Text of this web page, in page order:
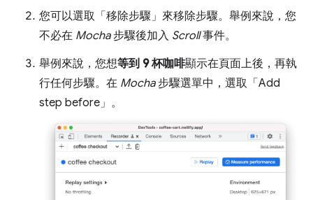
您可以選取「移除步驟」 來移除步驟。舉例來說，您
不必在 Mocha步驟後加入 Scroll事件。
舉例來說，您想等到 9 杯咖啡顯示在頁面上後，再執
行任何步驟。在 Mocha步驟選單中，選取「Add
step before」 。